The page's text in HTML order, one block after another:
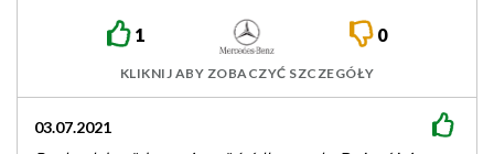
M103
1
0
KLIKNIJ ABY ZOBACZYĆ SZCZEGÓŁY
03.07.2021